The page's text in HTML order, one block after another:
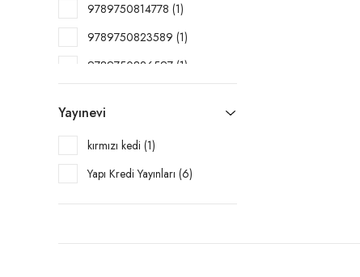
9789750814778 (1)
9789750823589 (1)
9789750826597 (1)
9789750842412 (1)
9789753639194 (1)
Yayınevi
kırmızı kedi (1)
Yapı Kredi Yayınları (6)